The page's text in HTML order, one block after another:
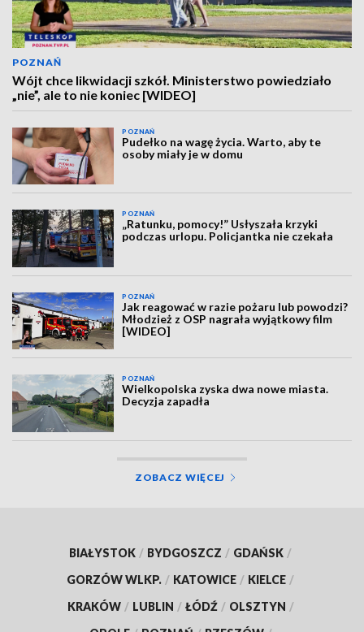
POZNAŃ
Wójt chce likwidacji szkół. Ministerstwo powiedziało
„nie”, ale to nie koniec [WIDEO]
POZNAŃ
Pudełko na wagę życia. Warto, aby te
osoby miały je w domu
POZNAŃ
„Ratunku, pomocy!” Usłyszała krzyki
podczas urlopu. Policjantka nie czekała
POZNAŃ
Jak reagować w razie pożaru lub powodzi?
Młodzież z OSP nagrała wyjątkowy film
[WIDEO]
POZNAŃ
Wielkopolska zyska dwa nowe miasta.
Decyzja zapadła
ZOBACZ WIĘCEJ
BIAŁYSTOK / BYDGOSZCZ / GDAŃSK /
GORZÓW WLKP. / KATOWICE / KIELCE /
KRAKÓW / LUBLIN / ŁÓDŹ / OLSZTYN /